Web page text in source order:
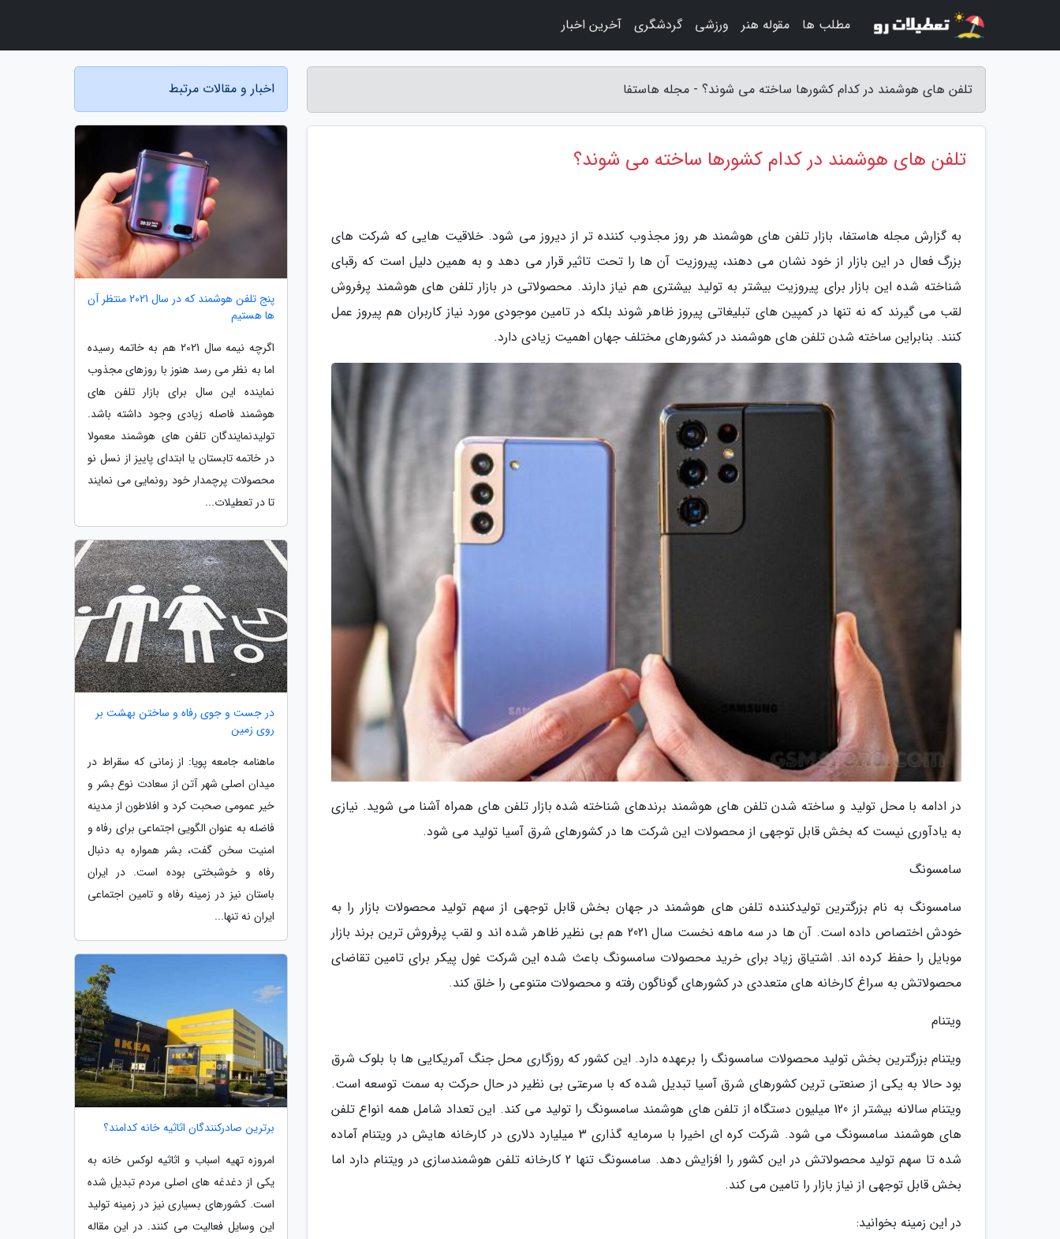
تلفن های هوشمند در کدام کشورها ساخته می شوند؟ - مجله هاستفا
تلفن های هوشمند در کدام کشورها ساخته می شوند؟
به گزارش مجله هاستفا، بازار تلفن های هوشمند هر روز مجذوب کننده تر از دیروز می شود. خلاقیت هایی که شرکت های
بزرگ فعال در این بازار از خود نشان می دهند، پیروزیت آن ها را تحت تاثیر قرار می دهد و به همین دلیل است که رقبای
شناخته شده این بازار برای پیروزیت بیشتر به تولید بیشتری هم نیاز دارند. محصولاتی در بازار تلفن های هوشمند پرفروش
لقب می گیرند که نه تنها در کمپین های تبلیغاتی پیروز ظاهر شوند بلکه در تامین موجودی مورد نیاز کاربران هم پیروز عمل
کنند. بنابراین ساخته شدن تلفن های هوشمند در کشورهای مختلف جهان اهمیت زیادی دارد.
در ادامه با محل تولید و ساخته شدن تلفن های هوشمند برندهای شناخته شده بازار تلفن های همراه آشنا می شوید. نیازی
به یادآوری نیست که بخش قابل توجهی از محصولات این شرکت ها در کشورهای شرق آسیا تولید می شود.
سامسونگ
سامسونگ به نام بزرگترین تولیدکننده تلفن های هوشمند در جهان بخش قابل توجهی از سهم تولید محصولات بازار را به
خودش اختصاص داده است. آن ها در سه ماهه نخست سال 2021 هم بی نظیر ظاهر شده اند و لقب پرفروش ترین برند بازار
موبایل را حفظ کرده اند. اشتیاق زیاد برای خرید محصولات سامسونگ باعث شده این شرکت غول پیکر برای تامین تقاضای
محصولاتش به سراغ کارخانه های متعددی در کشورهای گوناگون رفته و محصولات متنوعی را خلق کند.
ویتنام
ویتنام بزرگترین بخش تولید محصولات سامسونگ را برعهده دارد. این کشور که روزگاری محل جنگ آمریکایی ها با بلوک شرق
بود حالا به یکی از صنعتی ترین کشورهای شرق آسیا تبدیل شده که با سرعتی بی نظیر در حال حرکت به سمت توسعه است.
ویتنام سالانه بیشتر از 120 میلیون دستگاه از تلفن های هوشمند سامسونگ را تولید می کند. این تعداد شامل همه انواع تلفن
های هوشمند سامسونگ می شود. شرکت کره ای اخیرا با سرمایه گذاری 3 میلیارد دلاری در کارخانه هایش در ویتنام آماده
شده تا سهم تولید محصولاتش در این کشور را افزایش دهد. سامسونگ تنها 2 کارخانه تلفن هوشمندسازی در ویتنام دارد اما
بخش قابل توجهی از نیاز بازار را تامین می کند.
در این زمینه بخوانید:
اخبار و مقالات مرتبط
پنج تلفن هوشمند که در سال 2021 منتظر آن
ها هستیم
اگرچه نیمه سال 2021 هم به خاتمه رسیده
اما به نظر می رسد هنوز با روزهای مجذوب
نماینده این سال برای بازار تلفن های
هوشمند فاصله زیادی وجود داشته باشد.
تولیدنمایندگان تلفن های هوشمند معمولا
در خاتمه تابستان یا ابتدای پاییز از نسل نو
محصولات پرچمدار خود رونمایی می نمایند
تا در تعطیلات...
در جست و جوی رفاه و ساختن بهشت بر
روی زمین
ماهنامه جامعه پویا: از زمانی که سقراط در
میدان اصلی شهر آتن از سعادت نوع بشر و
خیر عمومی صحبت کرد و افلاطون از مدینه
فاضله به عنوان الگویی اجتماعی برای رفاه و
امنیت سخن گفت، بشر همواره به دنبال
رفاه و خوشبختی بوده است. در ایران
باستان نیز در زمینه رفاه و تامین اجتماعی
ایران نه تنها...
برترین صادرکنندگان اثاثیه خانه کدامند؟
امروزه تهیه اسباب و اثاثیه لوکس خانه به
یکی از دغدغه های اصلی مردم تبدیل شده
است. کشورهای بسیاری نیز در زمینه تولید
این وسایل فعالیت می کنند. در این مقاله
مطلب ها مقوله هنر ورزشی گردشگری آخرین اخبار